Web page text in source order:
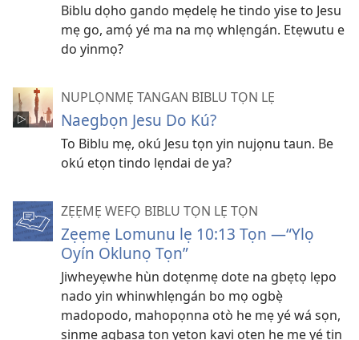
Biblu dọho gando mẹdelẹ he tindo yise to Jesu
mẹ go, amọ́ yé ma na mọ whlẹngán. Etẹwutu e
do yinmọ?
NUPLỌNMẸ TANGAN BIBLU TỌN LẸ
Naegbọn Jesu Do Kú?
To Biblu mẹ, okú Jesu tọn yin nujọnu taun. Be
okú etọn tindo lẹndai de ya?
ZẸẸMẸ WEFỌ BIBLU TỌN LẸ TỌN
Zẹẹmẹ Lomunu lẹ 10:13 Tọn —“Ylọ
Oyín Oklunọ Tọn”
Jiwheyẹwhe hùn dotẹnmẹ dote na gbẹtọ lẹpo
nado yin whinwhlẹngán bo mọ ogbẹ̀
madopodo, mahopọnna otò he mẹ yé wá sọn,
sinmẹ agbasa tọn yetọn kavi otẹn he mẹ yé tin